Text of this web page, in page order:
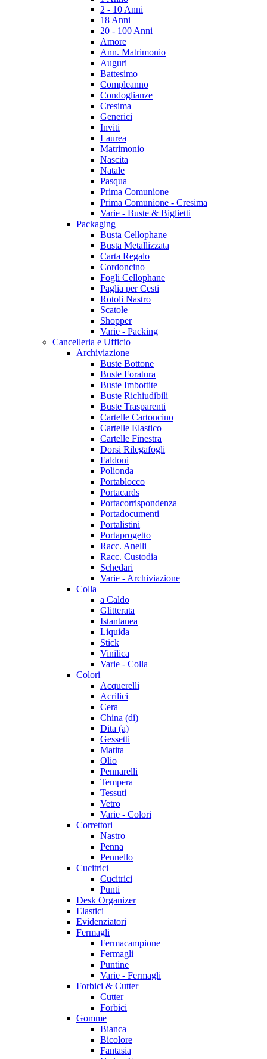
2 - 10 Anni
18 Anni
20 - 100 Anni
Amore
Ann. Matrimonio
Auguri
Battesimo
Compleanno
Condoglianze
Cresima
Generici
Inviti
Laurea
Matrimonio
Nascita
Natale
Pasqua
Prima Comunione
Prima Comunione - Cresima
Varie - Buste & Biglietti
Packaging
Busta Cellophane
Busta Metallizzata
Carta Regalo
Cordoncino
Fogli Cellophane
Paglia per Cesti
Rotoli Nastro
Scatole
Shopper
Varie - Packing
Cancelleria e Ufficio
Archiviazione
Buste Bottone
Buste Foratura
Buste Imbottite
Buste Richiudibili
Buste Trasparenti
Cartelle Cartoncino
Cartelle Elastico
Cartelle Finestra
Dorsi Rilegafogli
Faldoni
Polionda
Portablocco
Portacards
Portacorrispondenza
Portadocumenti
Portalistini
Portaprogetto
Racc. Anelli
Racc. Custodia
Schedari
Varie - Archiviazione
Colla
a Caldo
Glitterata
Istantanea
Liquida
Stick
Vinilica
Varie - Colla
Colori
Acquerelli
Acrilici
Cera
China (di)
Dita (a)
Gessetti
Matita
Olio
Pennarelli
Tempera
Tessuti
Vetro
Varie - Colori
Correttori
Nastro
Penna
Pennello
Cucitrici
Cucitrici
Punti
Desk Organizer
Elastici
Evidenziatori
Fermagli
Fermacampione
Fermagli
Puntine
Varie - Fermagli
Forbici & Cutter
Cutter
Forbici
Gomme
Bianca
Bicolore
Fantasia